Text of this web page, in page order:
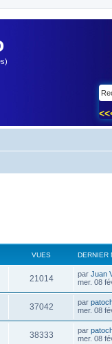
VUES DERNIER
21014 par Juan
mer. 08
37042 par
mer. 08
38333 par
mer. 08